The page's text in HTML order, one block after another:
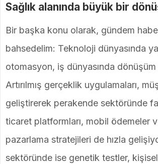
Sağlık alanında büyük bir
Bir başka konu olarak, gündem
bahsedelim: Teknoloji dünyasında
otomasyon, iş dünyasında dönüşüm
Artırılmış gerçeklik uygulamaları,
geliştirerek perakende sektöründe
ticaret platformları, mobil ödemeler
pazarlama stratejileri de hızla
sektöründe ise genetik testler,